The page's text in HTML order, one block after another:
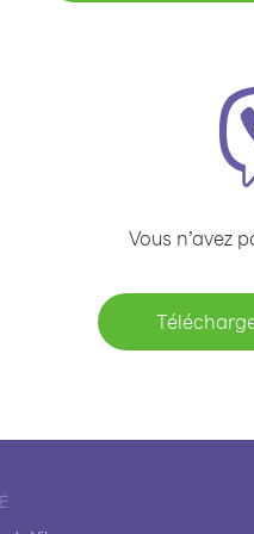
Vous n’avez